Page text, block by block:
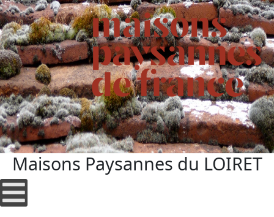
Maisons Paysannes du LOIRET